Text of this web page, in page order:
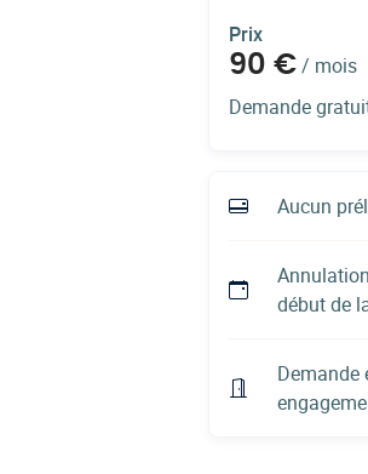
Prix
90 €/ mois
Demande
Aucun
début de
Demande